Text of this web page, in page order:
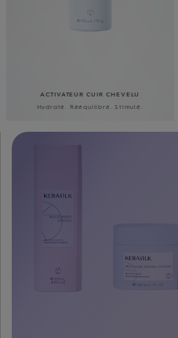
ACTIVATEUR CUIR CHEVELU
Hydraté. Rééquilibré. Stimulé.